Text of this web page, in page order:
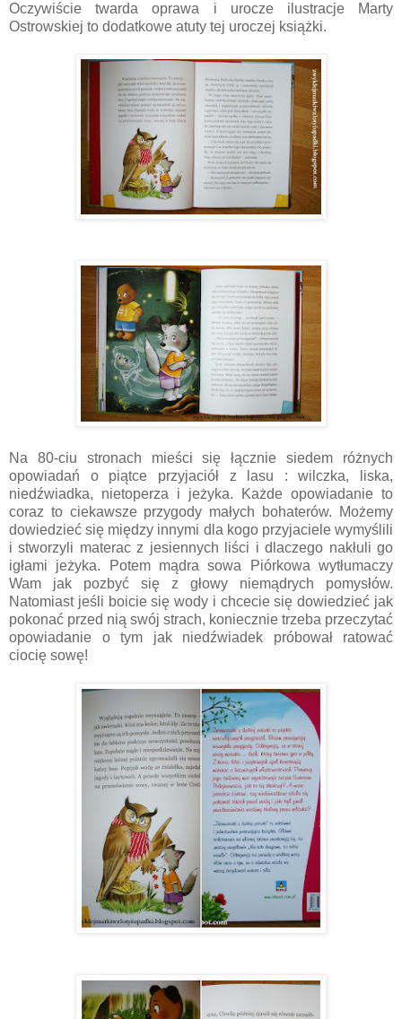
Oczywiście twarda oprawa i urocze ilustracje Marty
Ostrowskiej to dodatkowe atuty tej uroczej książki.
Na 80-ciu stronach mieści się łącznie siedem różnych
opowiadań o piątce przyjaciół z lasu : wilczka, liska,
niedźwiadka, nietoperza i jeżyka. Każde opowiadanie to
coraz to ciekawsze przygody małych bohaterów. Możemy
dowiedzieć się między innymi dla kogo przyjaciele wymyślili
i stworzyli materac z jesiennych liści i dlaczego nakłuli go
igłami jeżyka. Potem mądra sowa Piórkowa wytłumaczy
Wam jak pozbyć się z głowy niemądrych pomysłów.
Natomiast jeśli boicie się wody i chcecie się dowiedzieć jak
pokonać przed nią swój strach, koniecznie trzeba przeczytać
opowiadanie o tym jak niedźwiadek próbował ratować
ciocię sowę!